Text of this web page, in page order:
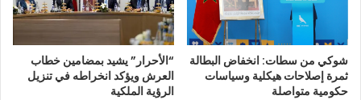
شوكي من سطات: انخفاض البطالة
ثمرة إصلاحات هيكلية وسياسات
حكومية متواصلة
“الأحرار” يشيد بمضامين خطاب
العرش ويؤكد انخراطه في تنزيل
الرؤية الملكية